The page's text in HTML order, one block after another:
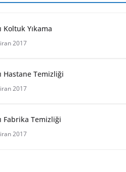
Koltuk Yıkama
2017
Hastane Temizliği
2017
Fabrika Temizliği
2017